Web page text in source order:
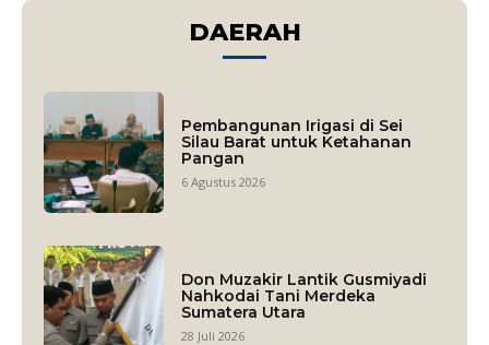
DAERAH
Pembangunan Irigasi di Sei
Silau Barat untuk Ketahanan
Pangan
6 Agustus 2026
Don Muzakir Lantik Gusmiyadi
Nahkodai Tani Merdeka
Sumatera Utara
28 Juli 2026